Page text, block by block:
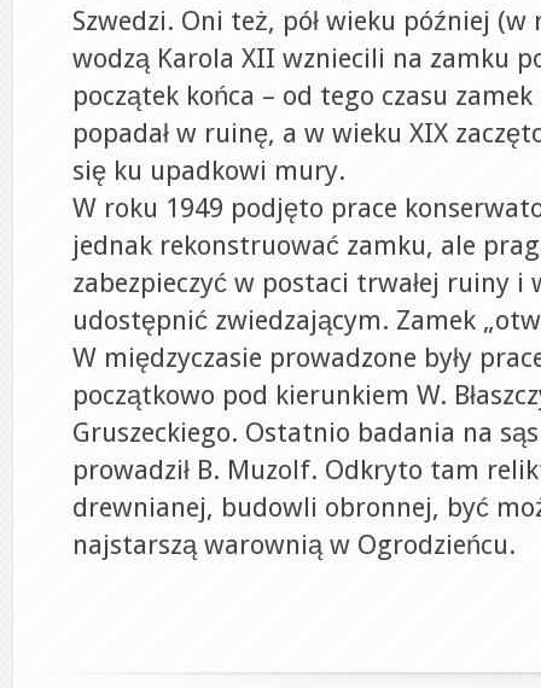
Szwedzi. Oni też, pół wieku później (w
wodzą Karola XII wzniecili na zamku
początek końca – od tego czasu
popadał w ruinę, a w wieku XIX
się ku upadkowi mury.
W roku 1949 podjęto prace
jednak rekonstruować zamku, ale
zabezpieczyć w postaci trwałej ruiny i
udostępnić zwiedzającym. Zamek
W międzyczasie prowadzone były
początkowo pod kierunkiem W.
Gruszeckiego. Ostatnio badania na
prowadził B. Muzolf. Odkryto tam
drewnianej, budowli obronnej, być
najstarszą warownią w Ogrodzieńcu.